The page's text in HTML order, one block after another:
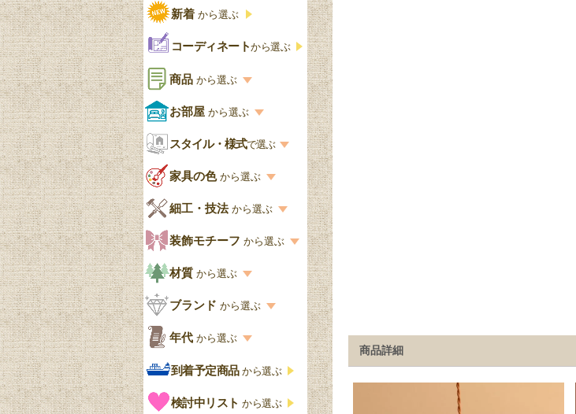
商品詳細
新着 から選ぶ
コーディネートから選ぶ
商品 から選ぶ
商品一覧を見る
収納家具
書棚
デスクおしゃれ
食器棚おしゃれ
木製ワゴン
ェア
洋服タンス
お部屋 から選ぶ
お部屋から選ぶ一覧
リビング
キッチン・ダイニング
スタイル・様式で選ぶ
スタイル一覧
英国アンティーク
英国クラシック
式
家具の色から選ぶ
家具の色一覧
カスタード色
アップルパイ色
細工・技法 から選ぶ
細工・技法の一覧
象嵌・マーケットリー
寄木・パーケットリー
装飾モチーフ から選ぶ
模様の一覧
ペディメント
コーニス
グ
ストラップワーク
材質 から選ぶ
材質の一覧
オーク材
マホガニー
ブランド から選ぶ
ブランド一覧
Handleオリジナル
ウィリアムモリス
年代 から選ぶ
年代別の一覧
アンティーク
到着予定商品から選ぶ
検討中リスト から選ぶ